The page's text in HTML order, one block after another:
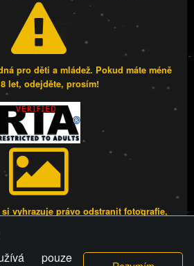
pro děti a mládež. Pokud máte méně
let, odejděte, prosím!
vyhrazuje právo odstranit fotografie,
která umístila fotografii nebo video na
odstranění fotografie, videa nebo
pouze